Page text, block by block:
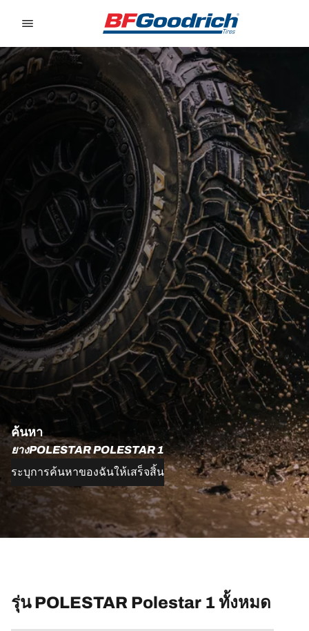
ค้นหา
ยางPOLESTAR POLESTAR 1
ระบุการค้นหาของฉันให้เสร็จสิ้น
รุ่น POLESTAR Polestar 1 ทั้งหมด